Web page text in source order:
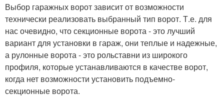
Выбор гаражных ворот зависит от возможности
технически реализовать выбранный тип ворот. Т.е. для
нас очевидно, что секционные ворота - это лучший
вариант для установки в гараж, они теплые и надежные,
а рулонные ворота - это рольставни из широкого
профиля, которые устанавливаются в качестве ворот,
когда нет возможности установить подъемно-
секционные ворота.